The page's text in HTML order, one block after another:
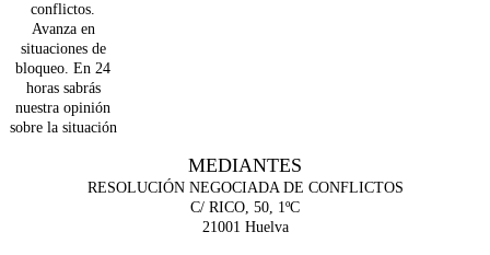
conflictos.
Avanza en
situaciones de
bloqueo. En 24
horas sabrás
nuestra opinión
sobre la situación
MEDIANTES
RESOLUCIÓN NEGOCIADA DE CONFLICTOS
C/ RICO, 50, 1ºC
21001 Huelva